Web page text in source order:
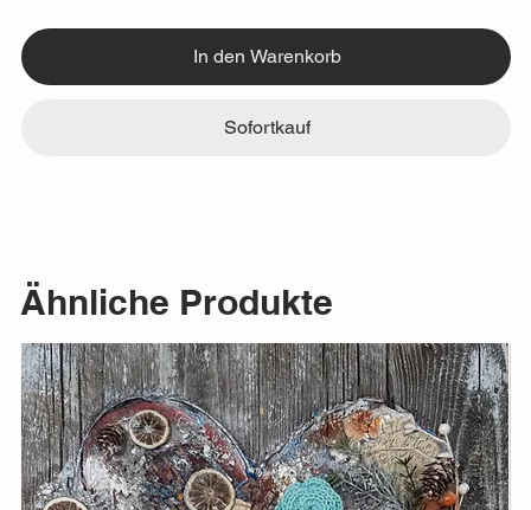
In den Warenkorb
Sofortkauf
Ähnliche Produkte